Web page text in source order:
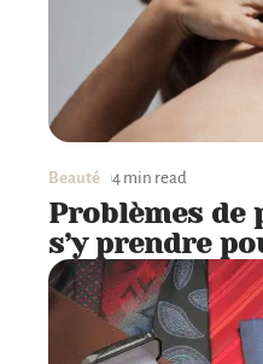
Beauté 4 min read
Problèmes de
s’y prendre